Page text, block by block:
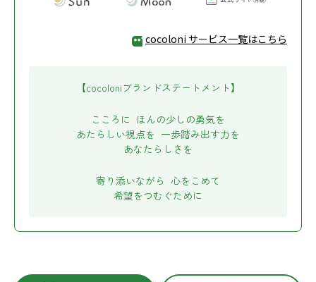
cocoloni サービス一覧はこちら
【cocoloniブランドステートメント】
こころに ほんの少しの勇気を
あたらしい視点を 一歩踏み出す力を
あなたらしさを
寄り添いながら 心をこめて
希望をつむぐために